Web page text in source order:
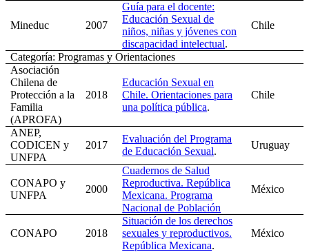
Mineduc 2007
Guía para el docente:
Educación Sexual de
niños, niñas y jóvenes con
discapacidad intelectual.
Chile
Categoría: Programas y Orientaciones
Asociación
Chilena de
Protección a la
Familia
(APROFA)
2018
Educación Sexual en
Chile. Orientaciones para
una política pública.
Chile
ANEP,
CODICEN y
UNFPA
2017
Evaluación del Programa
de Educación Sexual.
Uruguay
CONAPO y
UNFPA
2000
Cuadernos de Salud
Reproductiva. República
Mexicana. Programa
Nacional de Población
México
CONAPO 2018
Situación de los derechos
sexuales y reproductivos.
República Mexicana.
México